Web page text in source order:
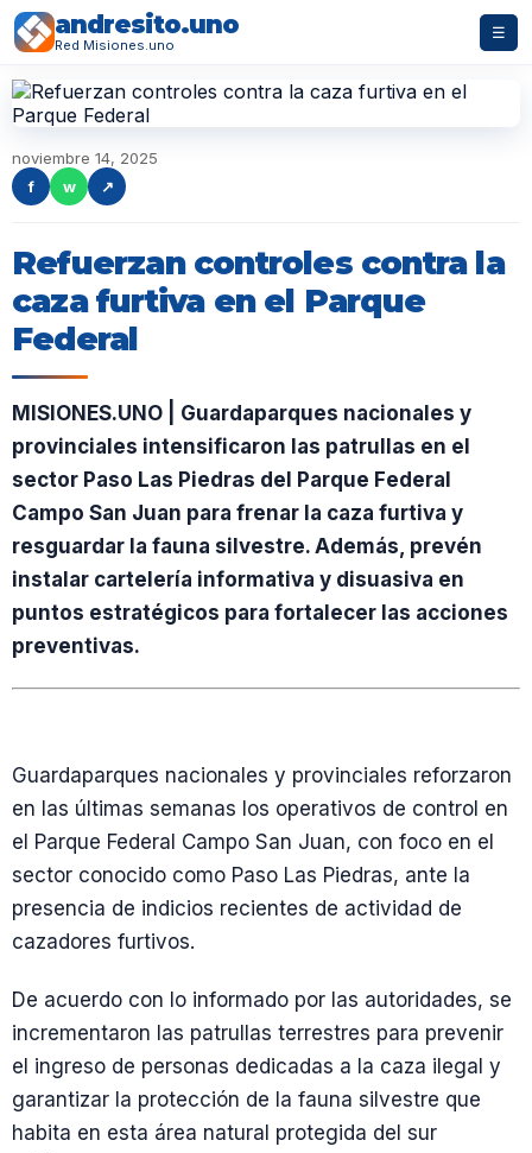
andresito.uno
Red Misiones.uno
☰
noviembre 14, 2025
f
w ↗
Refuerzan controles contra la
caza furtiva en el Parque
Federal
MISIONES.UNO | Guardaparques nacionales y
provinciales intensificaron las patrullas en el
sector Paso Las Piedras del Parque Federal
Campo San Juan para frenar la caza furtiva y
resguardar la fauna silvestre. Además, prevén
instalar cartelería informativa y disuasiva en
puntos estratégicos para fortalecer las acciones
preventivas.
Guardaparques nacionales y provinciales reforzaron
en las últimas semanas los operativos de control en
el Parque Federal Campo San Juan, con foco en el
sector conocido como Paso Las Piedras, ante la
presencia de indicios recientes de actividad de
cazadores furtivos.
De acuerdo con lo informado por las autoridades, se
incrementaron las patrullas terrestres para prevenir
el ingreso de personas dedicadas a la caza ilegal y
garantizar la protección de la fauna silvestre que
habita en esta área natural protegida del sur